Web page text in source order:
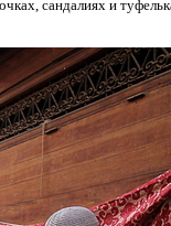
сандалиях и